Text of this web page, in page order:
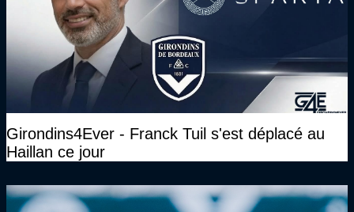
Girondins4Ever - Franck Tuil s'est déplacé au
Haillan ce jour